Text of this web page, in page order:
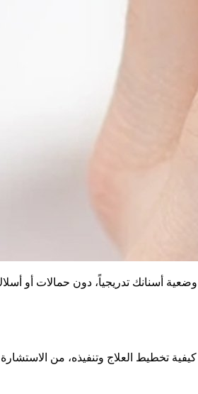
أسنانك تدريجياً، دون حمالات أو